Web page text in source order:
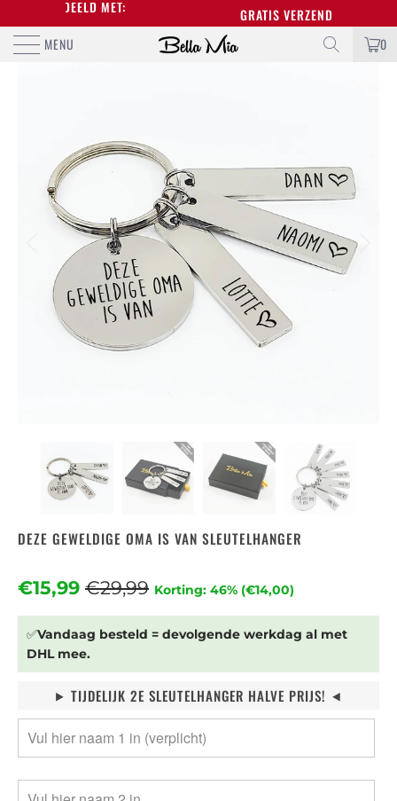
BEOORDEELD MET:
GRATIS VERZENDING BOVEN
MENU
0
DEZE GEWELDIGE OMA IS VAN SLEUTELHANGER
€15,99 €29,99 Korting: 46% (€14,00)
✅Vandaag besteld = devolgende werkdag al met
DHL mee.
⯈ TIJDELIJK 2E SLEUTELHANGER HALVE PRIJS! ⯇